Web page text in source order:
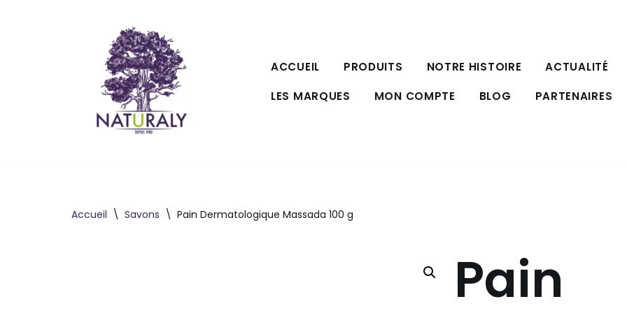
ACCUEIL PRODUITS NOTRE HISTOIRE
ACTUALITÉ
LES MARQUES
MON COMPTE BLOG PARTENAIRES
Accueil \ Savons \ Pain Dermatologique Massada 100 g
Pain